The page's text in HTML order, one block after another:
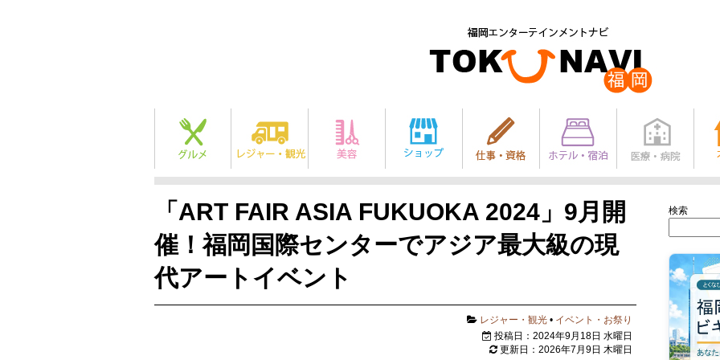
「ART FAIR ASIA FUKUOKA 2024」9月開
催！福岡国際センターでアジア最大級の現
代アートイベント
レジャー・観光 • イベント・お祭り
投稿日：2024年9月18日 水曜日
更新日：2026年7月9日 木曜日
検索